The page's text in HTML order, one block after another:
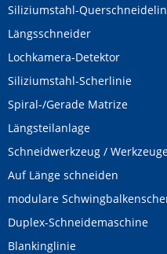
Siliziumstahl-
Längsschneider
Lochkamera-Detektor
Siliziumstahl-Scherlinie
Spiral-/Gerade Matrize
Längsteilanlage
Schneidwerkzeug /
Auf Länge schneiden
modulare
Duplex-Schneidemaschine
Blankinglinie